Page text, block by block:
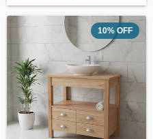
10% OFF